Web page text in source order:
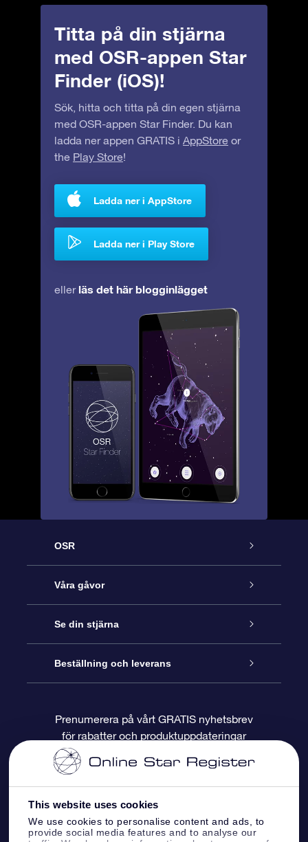
This website uses cookies
We use cookies to personalise content and ads, to
provide social media features and to analyse our
Titta på din stjärna
med OSR-appen Star
Finder (iOS)!
Sök, hitta och titta på din egen stjärna
med OSR-appen Star Finder. Du kan
ladda ner appen GRATIS i AppStore or
the Play Store!
Ladda ner i AppStore
Ladda ner i Play Store
eller läs det här blogginlägget
OSR
Kundtjänst
Kontakta oss
Blogg
Recensioner
Våra gåvor
Online-Stjärngåva
OSR Gåvopaket
OSR Presentkort
Företagspresenter
Se din stjärna
Stjärnregiste
Personlig Stjärnsida
One Million Stars
OSR Starsaver
Beställning och leverans
Betalningsinformation
Returpolicy
Prenumerera på vårt GRATIS nyhetsbrev
för rabatter och produktuppdateringar